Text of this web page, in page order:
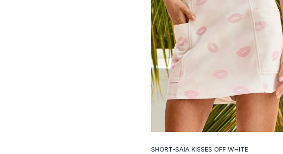
ADICIONAR A SACOLA
SHORT-SAIA KISSES OFF WHITE